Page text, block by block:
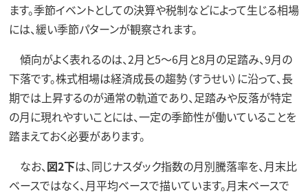
ます。季節イベントとしての決算や税制などによって生じる相場
には、緩い季節パターンが観察されます。
傾向がよく表れるのは、2月と5～6月と8月の足踏み、9月の
下落です。株式相場は経済成長の趨勢（すうせい）に沿って、長
期では上昇するのが通常の軌道であり、足踏みや反落が特定
の月に現れやすいことには、一定の季節性が働いていることを
踏まえておく必要があります。
なお、図2下は、同じナスダック指数の月別騰落率を、月末比
ベースではなく、月平均ベースで描いています。月末ベースで